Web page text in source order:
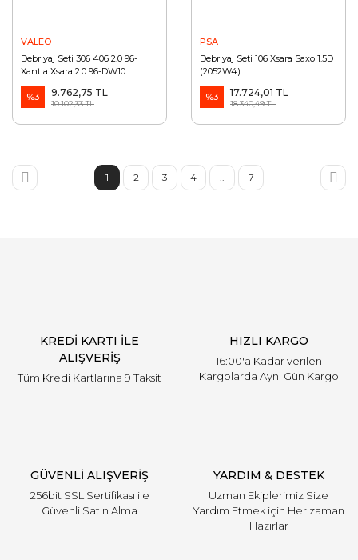
VALEO
Debriyaj Seti 306 406 2.0 96-
Xantia Xsara 2.0 96-DW10
(826033-2050R2-1611269280)
%3
9.762,75 TL
10.102,33 TL
PSA
Debriyaj Seti 106 Xsara Saxo 1.5D
(2052W4)
%3 17.724,01 TL
18.340,49 TL
1 2 3 4 .. 7
KREDİ KARTI İLE
ALIŞVERİŞ
Tüm Kredi Kartlarına 9 Taksit
HIZLI KARGO
16:00'a Kadar verilen
Kargolarda Aynı Gün Kargo
GÜVENLİ ALIŞVERİŞ
256bit SSL Sertifikası ile
Güvenli Satın Alma
YARDIM & DESTEK
Uzman Ekiplerimiz Size
Yardım Etmek için Her zaman
Hazırlar